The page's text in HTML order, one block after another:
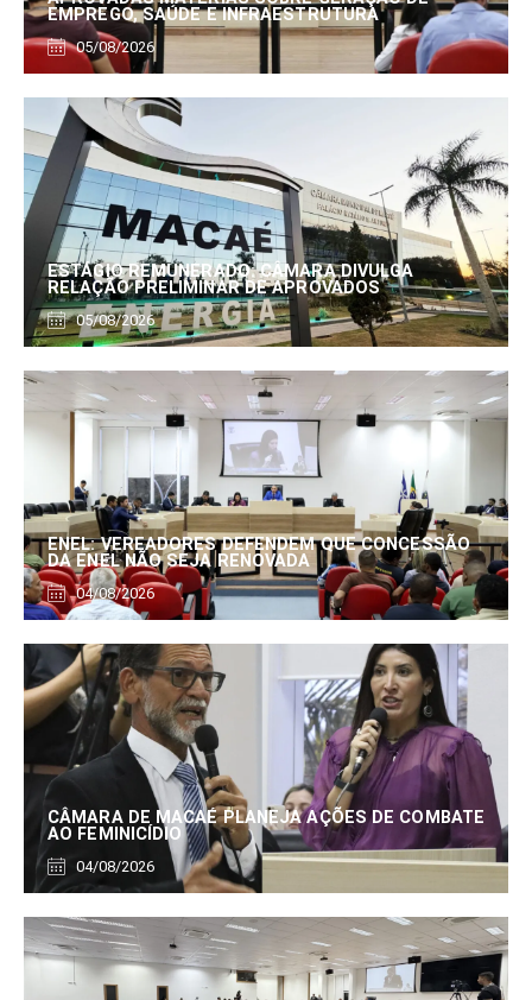
EMPREGO, SAÚDE E INFRAESTRUTURA
05/08/2026
ESTÁGIO REMUNERADO: CÂMARA DIVULGA
RELAÇÃO PRELIMINAR DE APROVADOS
05/08/2026
ENEL: VEREADORES DEFENDEM QUE CONCESSÃO
DA ENEL NÃO SEJA RENOVADA
04/08/2026
CÂMARA DE MACAÉ PLANEJA AÇÕES DE COMBATE
AO FEMINICÍDIO
04/08/2026